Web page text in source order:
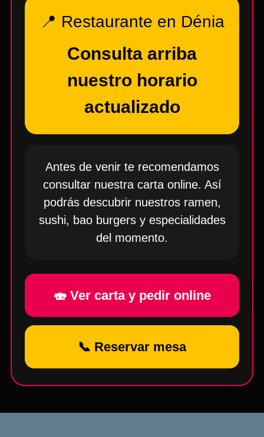
📍 Restaurante en Dénia
Consulta arriba
nuestro horario
actualizado
Antes de venir te recomendamos
consultar nuestra carta online. Así
podrás descubrir nuestros ramen,
sushi, bao burgers y especialidades
del momento.
🍣 Ver carta y pedir online
📞 Reservar mesa